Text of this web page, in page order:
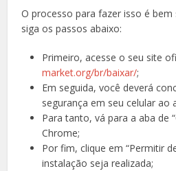
O processo para fazer isso é
siga os passos abaixo:
Primeiro, acesse o seu site
market.org/br/baixar/;
Em seguida, você deverá
segurança em seu celular ao
Para tanto, vá para a aba de
Chrome;
Por fim, clique em “Permitir
instalação seja realizada;